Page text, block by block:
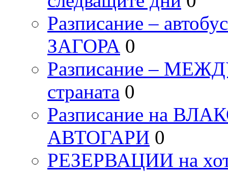
Разписание –
ЗАГОРА 0
Разписание –
страната 0
Разписание на
АВТОГАРИ 0
РЕЗЕРВАЦИИ на